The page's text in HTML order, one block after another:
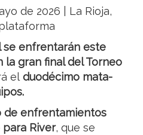
de 2026 | La Rioja,
se enfrentarán este
la gran final del Torneo
elduodécimo mata-
de enfrentamientos
River, que se